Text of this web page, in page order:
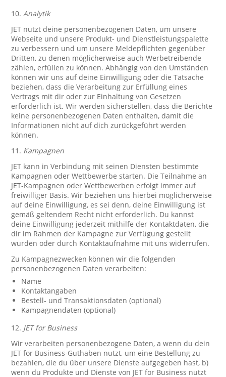
10.Analytik
JET nutzt deine personenbezogenen Daten, um unsere
Webseite und unsere Produkt- und Dienstleistungspalette
zu verbessern und um unsere Meldepflichten gegenüber
Dritten, zu denen möglicherweise auch Werbetreibende
zählen, erfüllen zu können. Abhängig von den Umständen
können wir uns auf deine Einwilligung oder die Tatsache
beziehen, dass die Verarbeitung zur Erfüllung eines
Vertrags mit dir oder zur Einhaltung von Gesetzen
erforderlich ist. Wir werden sicherstellen, dass die Berichte
keine personenbezogenen Daten enthalten, damit die
Informationen nicht auf dich zurückgeführt werden
können.
11. Kampagnen
JET kann in Verbindung mit seinen Diensten bestimmte
Kampagnen oder Wettbewerbe starten. Die Teilnahme an
JET-Kampagnen oder Wettbewerben erfolgt immer auf
freiwilliger Basis. Wir beziehen uns hierbei möglicherweise
auf deine Einwilligung, es sei denn, deine Einwilligung ist
gemäß geltendem Recht nicht erforderlich. Du kannst
deine Einwilligung jederzeit mithilfe der Kontaktdaten, die
dir im Rahmen der Kampagne zur Verfügung gestellt
wurden oder durch Kontaktaufnahme mit uns widerrufen.
Zu Kampagnezwecken können wir die folgenden
personenbezogenen Daten verarbeiten:
Name
Kontaktangaben
Bestell- und Transaktionsdaten (optional)
Kampagnendaten (optional)
12. JET for Business
Wir verarbeiten personenbezogene Daten, a wenn du dein
JET for Business-Guthaben nutzt, um eine Bestellung zu
bezahlen, die du über unsere Dienste aufgegeben hast, b)
wenn du Produkte und Dienste von JET for Business nutzt